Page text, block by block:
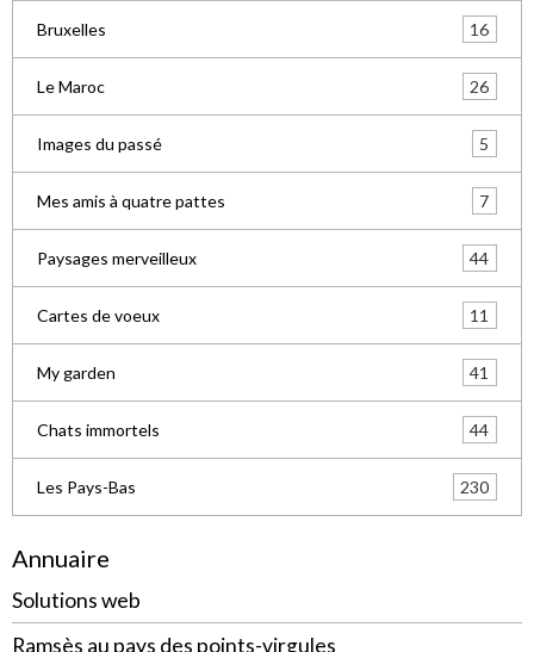
Bruxelles 16
Le Maroc 26
Images du passé 5
Mes amis à quatre pattes 7
Paysages merveilleux 44
Cartes de voeux 11
My garden 41
Chats immortels 44
Les Pays-Bas 230
Annuaire
Solutions web
Ramsès au pays des points-virgules